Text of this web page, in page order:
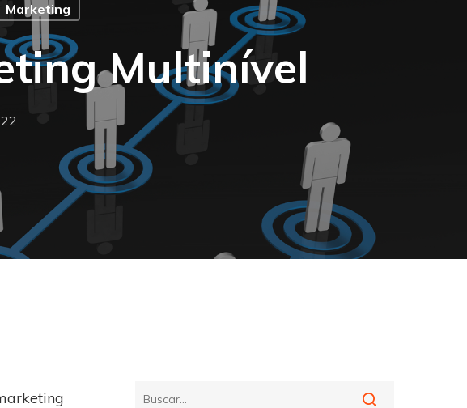
Marketing
Multinível